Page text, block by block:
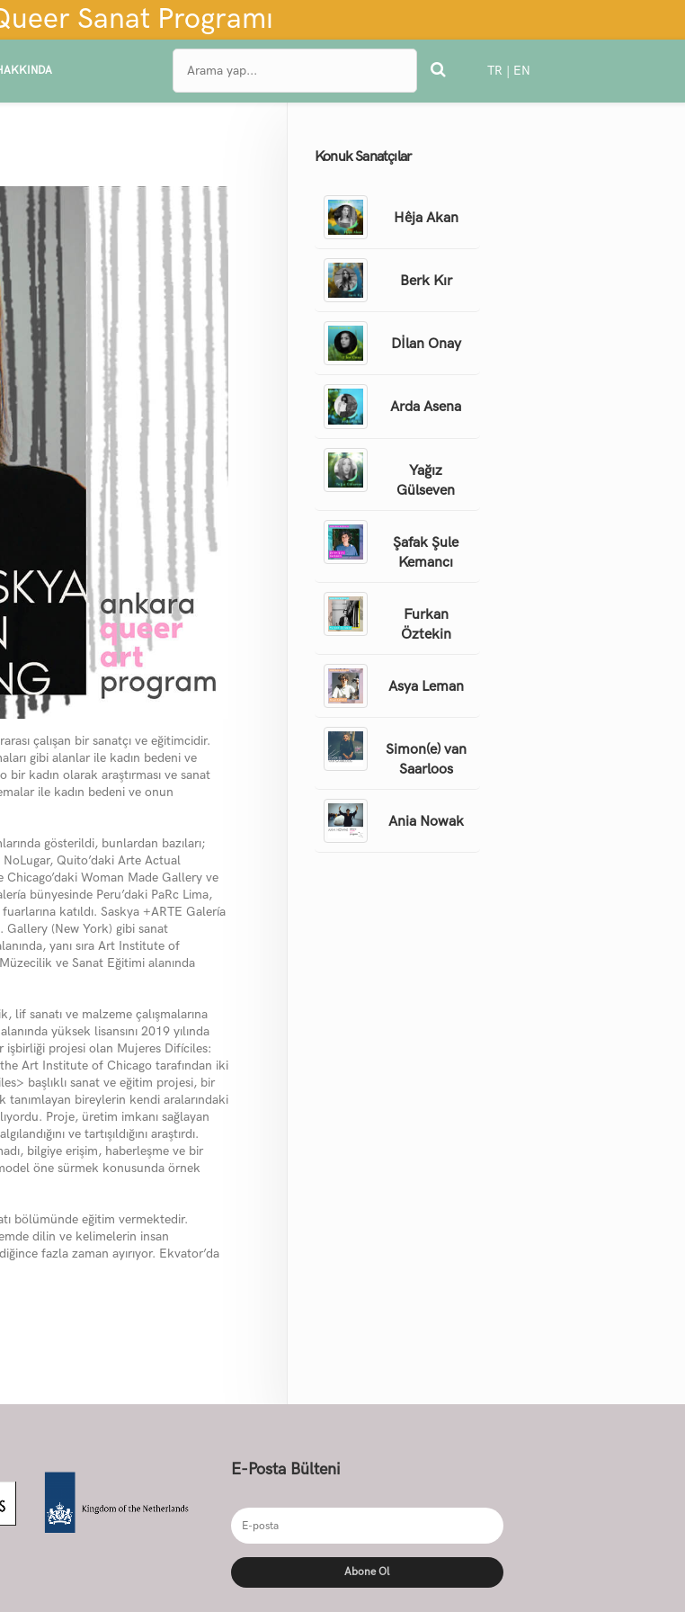
Sanat Programı
TR | EN
çalışan bir sanatçı ve eğitimcidir.
gibi alanlar ile kadın bedeni ve
bir kadın olarak araştırması ve sanat
ile kadın bedeni ve onun
gösterildi, bunlardan bazıları;
NoLugar, Quito’daki Arte Actual
Chicago’daki Woman Made Gallery ve
bünyesinde Peru’daki PaRc Lima,
katıldı. Saskya +ARTE Galería
Gallery (New York) gibi sanat
yanı sıra Art Institute of
ve Sanat Eğitimi alanında
lif sanatı ve malzeme çalışmalarına
yüksek lisansını 2019 yılında
işbirliği projesi olan Mujeres Difíciles:
Art Institute of Chicago tarafından iki
başlıklı sanat ve eğitim projesi, bir
tanımlayan bireylerin kendi aralarındaki
Proje, üretim imkanı sağlayan
ve tartışıldığını araştırdı.
bilgiye erişim, haberleşme ve bir
öne sürmek konusunda örnek
bölümünde eğitim vermektedir.
dilin ve kelimelerin insan
fazla zaman ayırıyor. Ekvator’da
Konuk Sanatçılar
Hêja Akan
Berk Kır
Dİlan Onay
Arda Asena
Yağız
Gülseven
Şafak Şule
Kemancı
Furkan
Öztekin
Asya Leman
Simon(e) van
Saarloos
Ania Nowak
E-Posta Bülteni
Abone Ol